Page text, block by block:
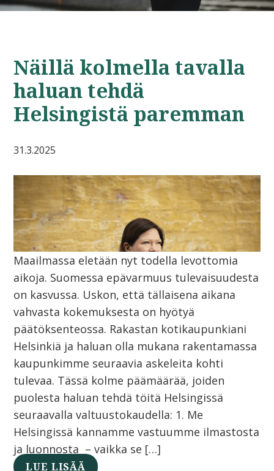
Näillä kolmella tavalla
haluan tehdä
Helsingistä paremman
31.3.2025
Maailmassa eletään nyt todella levottomia
aikoja. Suomessa epävarmuus tulevaisuudesta
on kasvussa. Uskon, että tällaisena aikana
vahvasta kokemuksesta on hyötyä
päätöksenteossa. Rakastan kotikaupunkiani
Helsinkiä ja haluan olla mukana rakentamassa
kaupunkimme seuraavia askeleita kohti
tulevaa. Tässä kolme päämäärää, joiden
puolesta haluan tehdä töitä Helsingissä
seuraavalla valtuustokaudella: 1. Me
Helsingissä kannamme vastuumme ilmastosta
ja luonnosta – vaikka se […]
LUE LISÄÄ